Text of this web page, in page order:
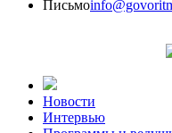
Письмо
Новости
Интервью